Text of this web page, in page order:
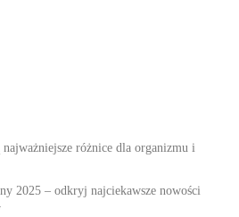
różnice dla organizmu i
2025 – odkryj najciekawsze nowości